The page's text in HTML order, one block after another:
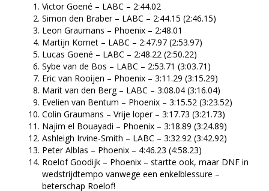
Victor Goené – LABC – 2:44.02
Simon den Braber – LABC – 2:44.15 (2:46.15)
Leon Graumans – Phoenix – 2:48.01
Martijn Kornet – LABC – 2:47.97 (2:53.97)
Lucas Goené – LABC – 2:48.22 (2:50.22)
Sybe van de Bos – LABC – 2:53.71 (3:03.71)
Eric van Rooijen – Phoenix – 3:11.29 (3:15.29)
Marit van den Berg – LABC – 3:08.04 (3:16.04)
Evelien van Bentum – Phoenix – 3:15.52 (3:23.52)
Colin Graumans – Vrije loper – 3:17.73 (3:21.73)
Najim el Bouayadi – Phoenix – 3:18.89 (3:24.89)
Ashleigh Irvine-Smith – LABC – 3:32.92 (3:42.92)
Peter Alblas – Phoenix – 4:46.23 (4:58.23)
Roelof Goodijk – Phoenix – startte ook, maar DNF in
wedstrijdtempo vanwege een enkelblessure –
beterschap Roelof!